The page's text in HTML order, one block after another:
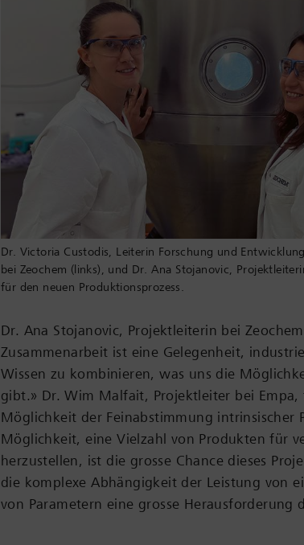
Dr. Victoria Custodis, Leiterin Forschung und
bei Zeochem (links), und Dr. Ana Stojanovic,
für den neuen Produktionsprozess.
Dr. Ana Stojanovic, Projektleiterin bei
Zusammenarbeit ist eine Gelegenheit,
Wissen zu kombinieren, was uns die
gibt.» Dr. Wim Malfait, Projektleiter bei
Möglichkeit der Feinabstimmung intrinsischer
Möglichkeit, eine Vielzahl von Produkten für
herzustellen, ist die grosse Chance dieses
die komplexe Abhängigkeit der Leistung von
von Parametern eine grosse Herausforderung